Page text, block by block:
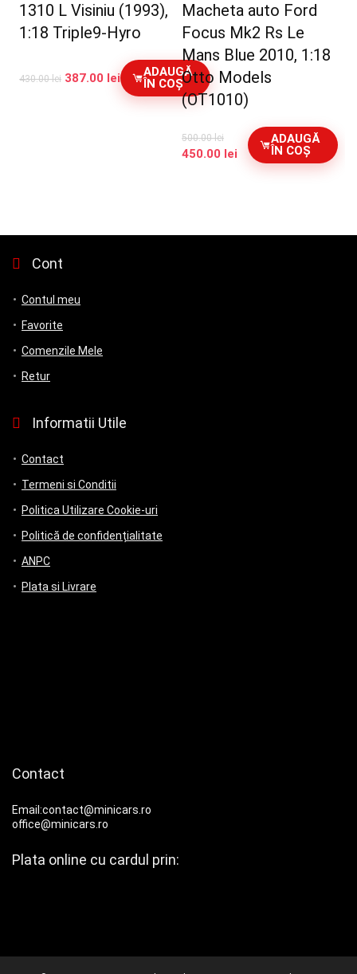
1310 L Visiniu (1993),
1:18 Triple9-Hyro
430.00lei 387.00 lei
ADAUGĂ
ÎN COȘ
Macheta auto Ford
Focus Mk2 Rs Le
Mans Blue 2010, 1:18
Otto Models
(OT1010)
500.00lei
Prețul
450.00 lei Prețul
ADAUGĂ
ÎN COȘ
Cont
Contul meu
Favorite
Comenzile Mele
Retur
Informatii Utile
Contact
Termeni si Conditii
Politica Utilizare Cookie-uri
Politică de confidențialitate
ANPC
Plata si Livrare
Contact
Email:contact@minicars.ro
office@minicars.ro
Plata online cu cardul prin: